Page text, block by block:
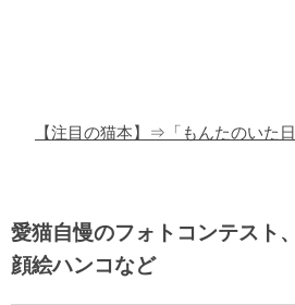
【注目の猫本】⇒「もんたのいた
愛猫自慢のフォトコンテスト
顔絵ハンコなど
猫のゲーム・アプリ